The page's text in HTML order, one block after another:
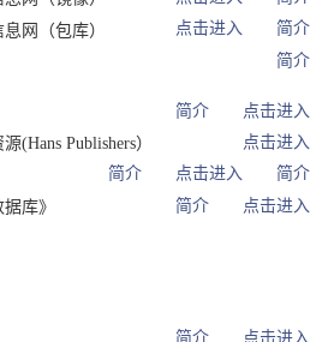
简介
网（包库）
点击进入
简介
点击进入
简介
(Hans Publishers）
点击进入
简介
点击进入
简介
库》
点击进入
简介
点击进入
简介